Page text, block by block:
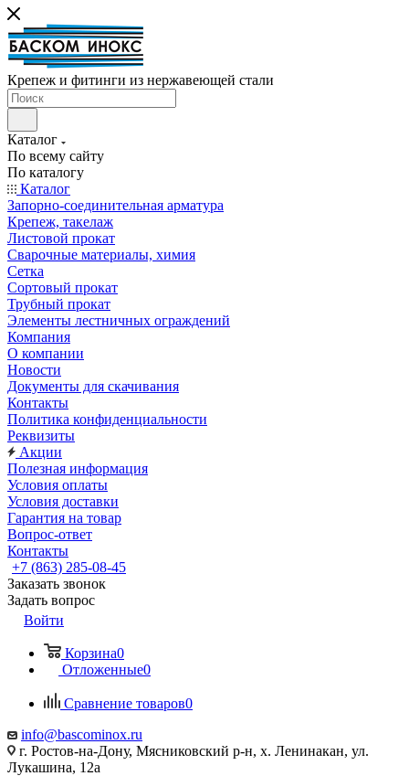
Крепеж и фитинги из нержавеющей стали
Каталог
По всему сайту
По каталогу
Каталог
Запорно-соединительная арматура
Крепеж, такелаж
Листовой прокат
Сварочные материалы, химия
Сетка
Сортовый прокат
Трубный прокат
Элементы лестничных ограждений
Компания
О компании
Новости
Документы для скачивания
Контакты
Политика конфиденциальности
Реквизиты
Акции
Полезная информация
Условия оплаты
Условия доставки
Гарантия на товар
Вопрос-ответ
Контакты
+7 (863) 285-08-45
Заказать звонок
Задать вопрос
Войти
Корзина0
Отложенные0
Сравнение товаров0
info@bascominox.ru
г. Ростов-на-Дону, Мясниковский р-н, х. Ленинакан, ул.
Лукашина, 12а